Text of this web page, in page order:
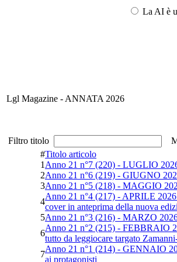
La AI è
Lgl Magazine - ANNATA 2026
Filtro titolo
#Titolo articolo
1 Anno 21 n°7 (220) - LUGLIO
2Anno 21 n°6 (219) - GIUGNO
3Anno 21 n°5 (218) - MAGGIO
4
Anno 21 n°4 (217) - APRILE
cover in anteprima della nuova
5Anno 21 n°3 (216) - MARZO
6
Anno 21 n°2 (215) - FEBBRAIO
tutto da leggiocare targato
7
Anno 21 n°1 (214) - GENNAIO
ai protagonisti